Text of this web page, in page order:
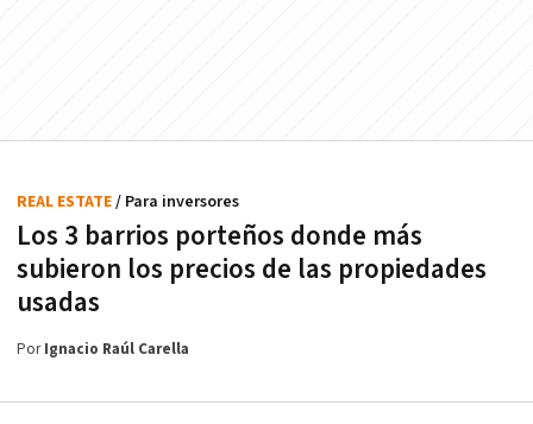
Los 3 barrios porteños donde más
subieron los precios de las propiedades
usadas
REAL ESTATE/ Para inversores
PorIgnacio Raúl Carella